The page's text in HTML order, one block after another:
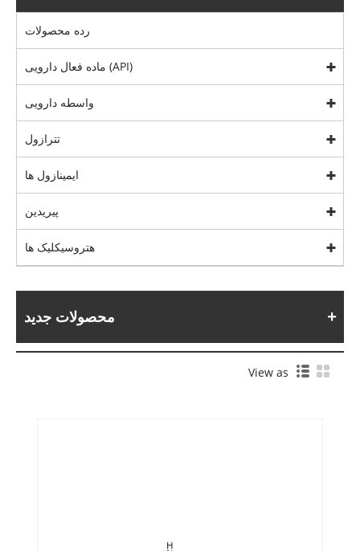
رده محصولات
ماده فعال دارویی (API)
واسطه دارویی
تترازول
ایمینازول ها
پیریدین
هتروسیکلیک ها
محصولات جدید
View as